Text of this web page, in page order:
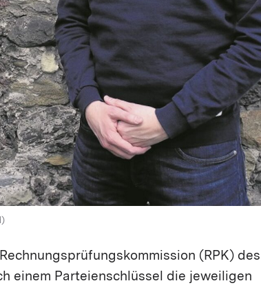
(RPK) des
einem Parteienschlüssel die jeweiligen